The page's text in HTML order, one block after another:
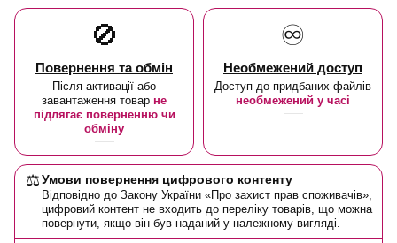
🚫
Повернення та обмін
Після активації або
завантаження товар не
підлягає поверненню чи
обміну
♾️
Необмежений доступ
Доступ до придбаних файлів
необмежений у часі
⚖️Умови повернення цифрового контенту
Відповідно до Закону України «Про захист прав споживачів»,
цифровий контент не входить до переліку товарів, що можна
повернути, якщо він був наданий у належному вигляді.